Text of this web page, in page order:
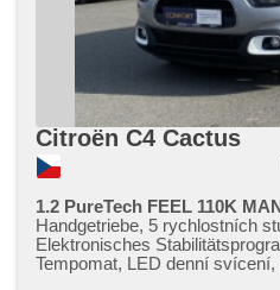
Citroën C4 Cactus
1.2 PureTech FEEL 110K
Handgetriebe, 5 rychlostních
Elektronisches
Tempomat, LED denní